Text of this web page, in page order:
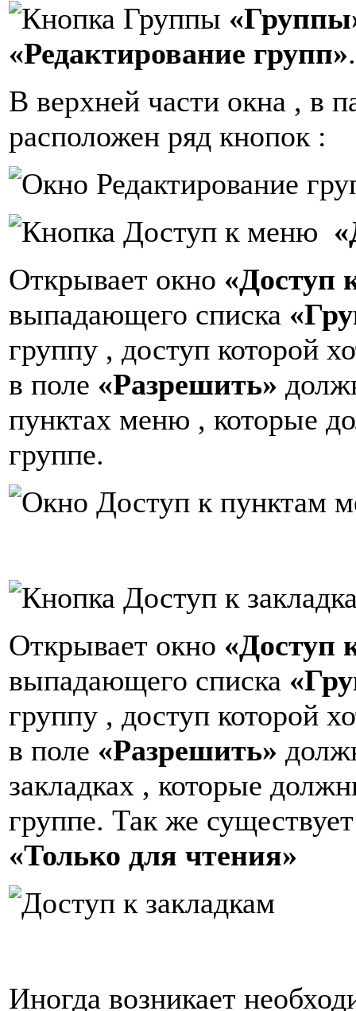
«Редактирование групп».
В верхней части окна , в
расположен ряд кнопок :
Открывает окно «Доступ
выпадающего списка
группу , доступ которой
в поле «Разрешить»
пунктах меню , которые
группе.
Открывает окно «Доступ
выпадающего списка
группу , доступ которой
в поле «Разрешить»
закладках , которые
группе. Так же
«Только для чтения»
Иногда возникает